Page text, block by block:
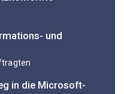
und
in die Microsoft-